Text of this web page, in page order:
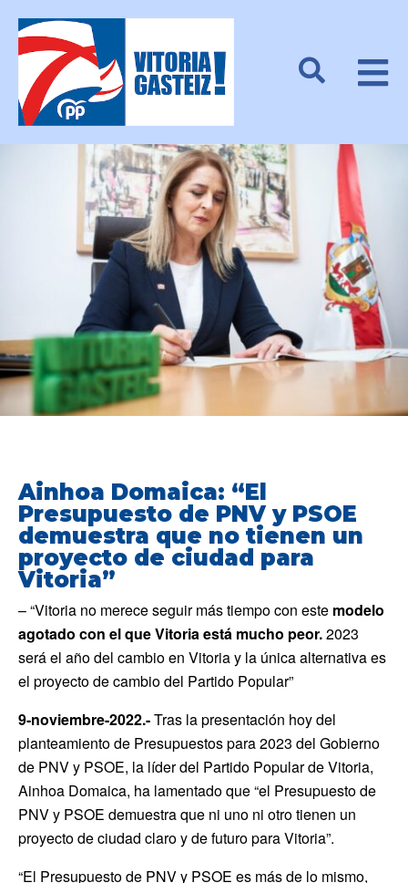
Ainhoa Domaica: “El
Presupuesto de PNV y PSOE
demuestra que no tienen un
proyecto de ciudad para
Vitoria”
– “Vitoria no merece seguir más tiempo con este modelo
agotado con el que Vitoria está mucho peor.2023
será el año del cambio en Vitoria y la única alternativa es
el proyecto de cambio del Partido Popular”
9-noviembre-2022.-Tras la presentación hoy del
planteamiento de Presupuestos para 2023 del Gobierno
de PNV y PSOE, la líder del Partido Popular de Vitoria,
Ainhoa Domaica, ha lamentado que “el Presupuesto de
PNV y PSOE demuestra que ni uno ni otro tienen un
proyecto de ciudad claro y de futuro para Vitoria”.
“El Presupuesto de PNV y PSOE es más de lo mismo,